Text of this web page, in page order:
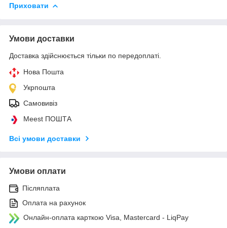
Приховати
Умови доставки
Доставка здійснюється тільки по передоплаті.
Нова Пошта
Укрпошта
Самовивіз
Meest ПОШТА
Всі умови доставки
Умови оплати
Післяплата
Оплата на рахунок
Онлайн-оплата карткою Visa, Mastercard - LiqPay